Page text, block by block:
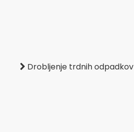
 Drobljenje trdnih odpadkov